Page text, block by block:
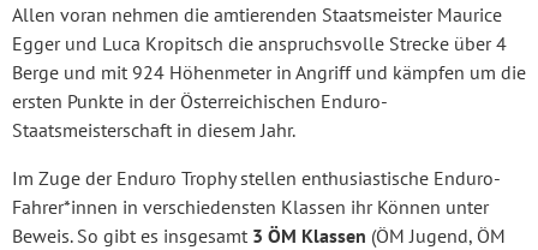
Allen voran nehmen die amtierenden Staatsmeister Maurice
Egger und Luca Kropitsch die anspruchsvolle Strecke über 4
Berge und mit 924 Höhenmeter in Angriff und kämpfen um die
ersten Punkte in der Österreichischen Enduro-
Staatsmeisterschaft in diesem Jahr.
Im Zuge der Enduro Trophy stellen enthusiastische Enduro-
Fahrer*innen in verschiedensten Klassen ihr Können unter
Beweis. So gibt es insgesamt 3 ÖM Klassen (ÖM Jugend, ÖM